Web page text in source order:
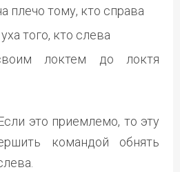
плечо тому, кто справа
того, кто слева
локтем до локтя
это приемлемо, то эту
командой обнять